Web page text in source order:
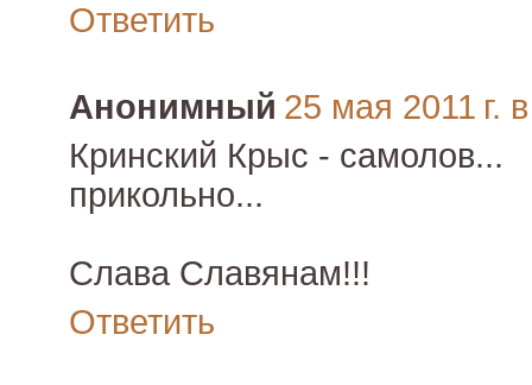
Ответить
Анонимный 25 мая 2011 г.
Кринский Крыс - самолов...
прикольно...
Слава Славянам!!!
Ответить